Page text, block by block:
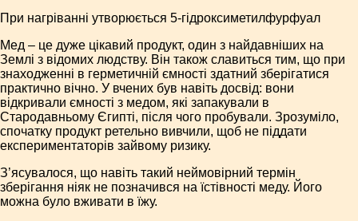
При нагріванні утворюється 5-гідроксиметилфурфуал
Мед – це дуже цікавий продукт, один з найдавніших на
Землі з відомих людству. Він також славиться тим, що при
знаходженні в герметичній ємності здатний зберігатися
практично вічно. У вчених був навіть досвід: вони
відкривали ємності з медом, які запакували в
Стародавньому Єгипті, після чого пробували. Зрозуміло,
спочатку продукт ретельно вивчили, щоб не піддати
експериментаторів зайвому ризику.
З’ясувалося, що навіть такий неймовірний термін
зберігання ніяк не позначився на їстівності меду. Його
можна було вживати в їжу.